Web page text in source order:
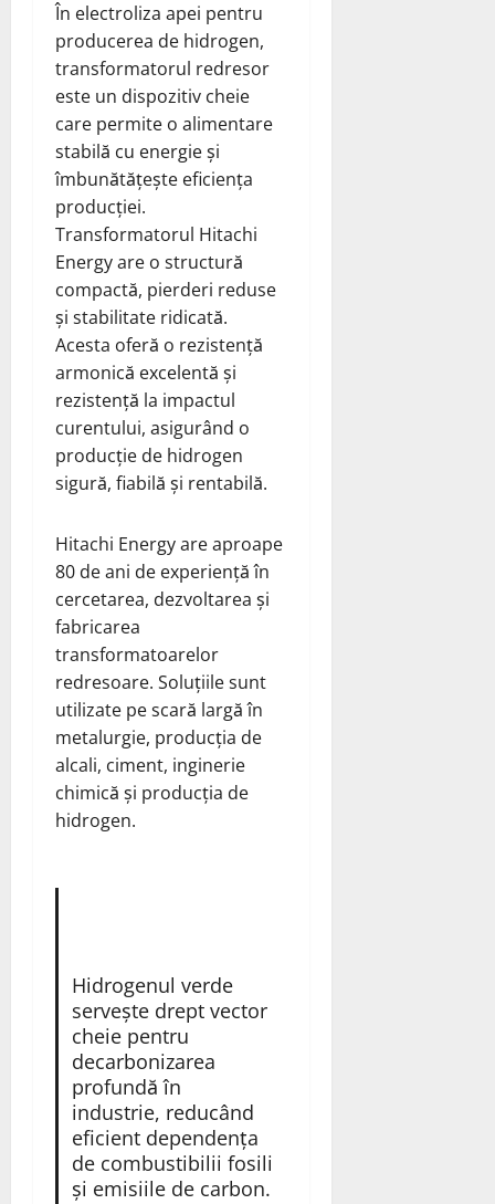
În electroliza apei pentru
producerea de hidrogen,
transformatorul redresor
este un dispozitiv cheie
care permite o alimentare
stabilă cu energie și
îmbunătățește eficiența
producției.
Transformatorul Hitachi
Energy are o structură
compactă, pierderi reduse
și stabilitate ridicată.
Acesta oferă o rezistență
armonică excelentă și
rezistență la impactul
curentului, asigurând o
producție de hidrogen
sigură, fiabilă și rentabilă.
Hitachi Energy are aproape
80 de ani de experiență în
cercetarea, dezvoltarea și
fabricarea
transformatoarelor
redresoare. Soluțiile sunt
utilizate pe scară largă în
metalurgie, producția de
alcali, ciment, inginerie
chimică și producția de
hidrogen.
Hidrogenul verde
servește drept vector
cheie pentru
decarbonizarea
profundă în
industrie, reducând
eficient dependența
de combustibilii fosili
și emisiile de carbon.